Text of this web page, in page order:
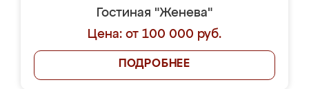
Гостиная "Женева"
Цена: от 100 000 руб.
ПОДРОБНЕЕ